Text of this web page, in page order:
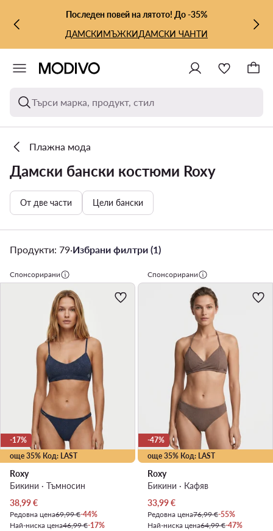
КЪМ ОСНОВНОТО СЪДЪРЖАНИЕ
КЪМ ТЪРСЕНЕПоследен повей на лятото! До -35%
ДАМСКИМЪЖКИДАМСКИ ЧАНТИ
Търси марка, продукт, стил
Плажна мода
Дамски бански костюми Roxy
От две части Цели бански
Продукти: 79·Избрани филтри (1)
Спонсорирани
още 35% Код: LAST
-17%
Roxy
Бикини · Тъмносин
Актуална цена
38,99€
Редовна цена69,99 €-44%
Най-ниска цена46,99 €-17%
Спонсорирани
още 35% Код: LAST
-47%
Roxy
Бикини · Кафяв
Актуална цена
33,99€
Редовна цена76,99 €-55%
Най-ниска цена64,99 €-47%